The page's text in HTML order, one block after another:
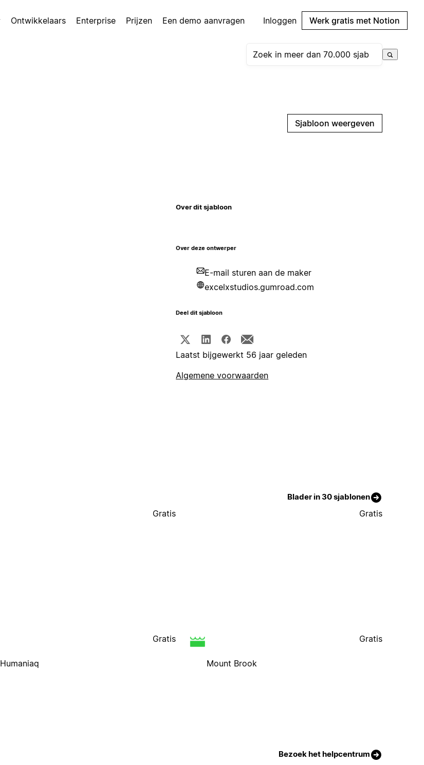
Ontwikkelaars Enterprise Prijzen Een demo aanvragen Inloggen Werk gratis met Notion
Sjabloon weergeven
Over dit sjabloon
Over deze ontwerper
E-mail sturen aan de maker
excelxstudios.gumroad.com
Deel dit sjabloon
Laatst bijgewerkt 56 jaar geleden
Algemene voorwaarden
Blader in 30 sjablonen
Gratis Gratis
Humaniaq
Gratis
Mount Brook
Gratis
Bezoek het helpcentrum